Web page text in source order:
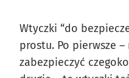
Wtyczki “do
prostu. Po pierwsze
zabezpieczyć